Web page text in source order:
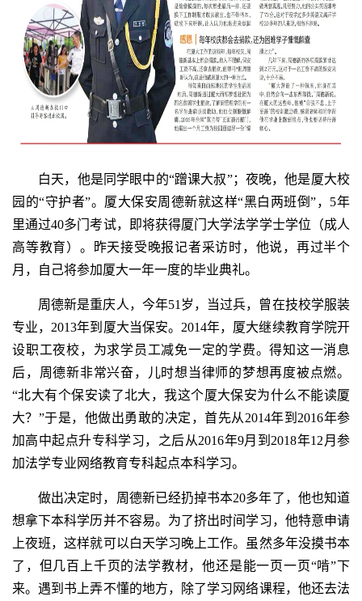
白天，他是同学眼中的“蹭课大叔”；夜晚，他是厦大校
园的“守护者”。厦大保安周德新就这样“黑白两班倒”，5年
里通过40多门考试，即将获得厦门大学法学学士学位（成人
高等教育）。昨天接受晚报记者采访时，他说，再过半个
月，自己将参加厦大一年一度的毕业典礼。
周德新是重庆人，今年51岁，当过兵，曾在技校学服装
专业，2013年到厦大当保安。2014年，厦大继续教育学院开
设职工夜校，为求学员工减免一定的学费。得知这一消息
后，周德新非常兴奋，儿时想当律师的梦想再度被点燃。
“北大有个保安读了北大，我这个厦大保安为什么不能读厦
大？”于是，他做出勇敢的决定，首先从2014年到2016年参
加高中起点升专科学习，之后从2016年9月到2018年12月参
加法学专业网络教育专科起点本科学习。
做出决定时，周德新已经扔掉书本20多年了，他也知道
想拿下本科学历并不容易。为了挤出时间学习，他特意申请
上夜班，这样就可以白天学习晚上工作。虽然多年没摸书本
了，但几百上千页的法学教材，他还是能一页一页“啃”下
来。遇到书上弄不懂的地方，除了学习网络课程，他还去法